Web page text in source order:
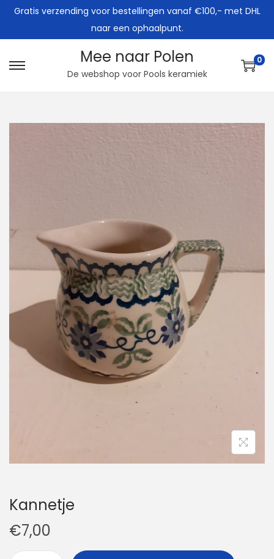
Gratis verzending voor bestellingen vanaf €100,- met DHL
naar een ophaalpunt.
G
a
i
a
t
i
e
G
a
n
o
u
d
Mee naar Polen
De webshop voor Pools keramiek
0
Kannetje
€7,00